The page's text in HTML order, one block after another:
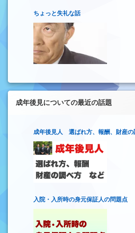
ちょっと失礼な話
成年後見についての最近の話題
成年後見人 選ばれ方、報酬、財産の
入院・入所時の身元保証人の問題点